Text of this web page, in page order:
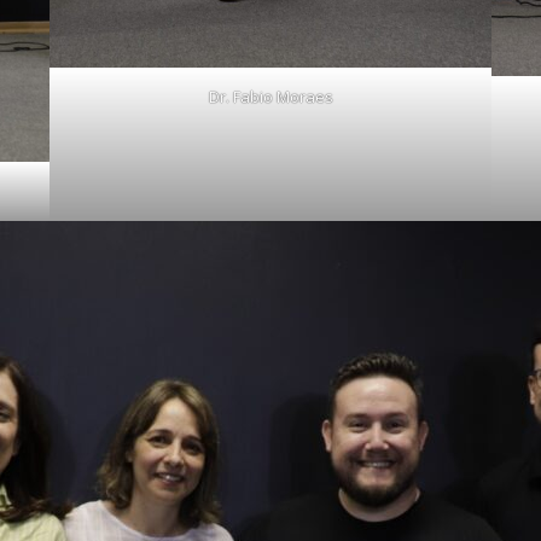
Dr. Fabio Moraes